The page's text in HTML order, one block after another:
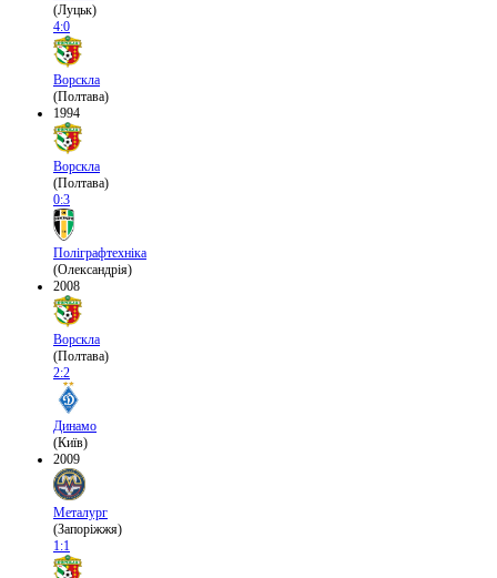
(Луцьк)
4:0
Ворскла
(Полтава)
1994
Ворскла
(Полтава)
0:3
Поліграфтехніка
(Олександрія)
2008
Ворскла
(Полтава)
2:2
Динамо
(Київ)
2009
Металург
(Запоріжжя)
1:1